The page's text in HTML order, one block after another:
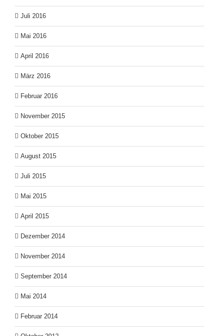
Juli 2016
Mai 2016
April 2016
März 2016
Februar 2016
November 2015
Oktober 2015
August 2015
Juli 2015
Mai 2015
April 2015
Dezember 2014
November 2014
September 2014
Mai 2014
Februar 2014